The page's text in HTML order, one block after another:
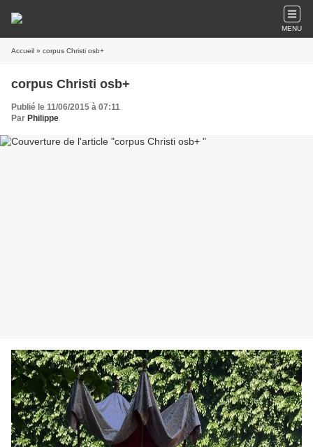
MENU
Accueil » corpus Christi osb+
corpus Christi osb+
Publié le 11/06/2015 à 07:11
Par Philippe